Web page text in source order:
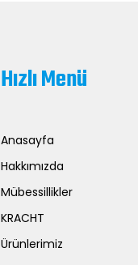
Hızlı Menü
Anasayfa
Hakkımızda
Mübessillikler
KRACHT
Ürünlerimiz